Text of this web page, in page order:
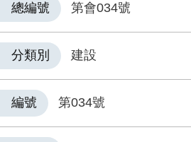
總編號 第會034號
分類別 建設
編號 第034號